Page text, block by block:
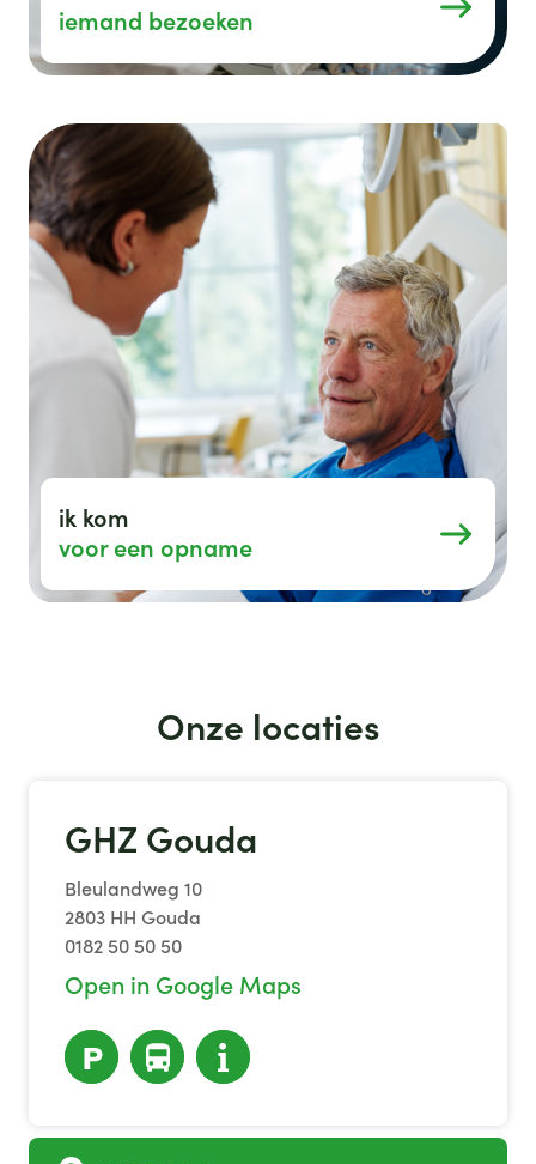
iemand bezoeken
ik kom
voor een opname
Onze locaties
GHZ Gouda
Bleulandweg 10
2803 HH Gouda
0182 50 50 50
Open in Google Maps